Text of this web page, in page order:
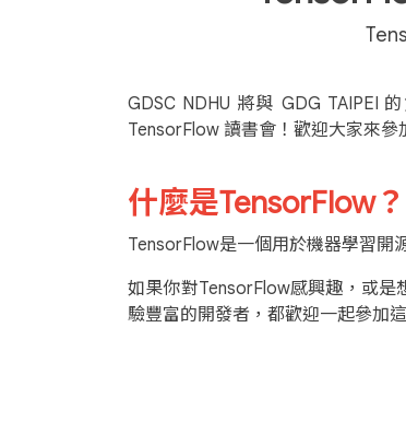
GDSC NDHU 將與 GDG TAIPEI
TensorFlow 讀書會！歡迎大家來參
什麼是TensorFlow？
TensorFlow是一個用於機器學習開
如果你對TensorFlow感興趣，或
驗豐富的開發者，都歡迎一起參加